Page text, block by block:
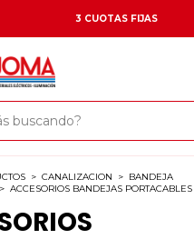
3 CUOTAS FIJAS
> CANALIZACION > BANDEJA
> ACCESORIOS BANDEJAS PORTACABLES